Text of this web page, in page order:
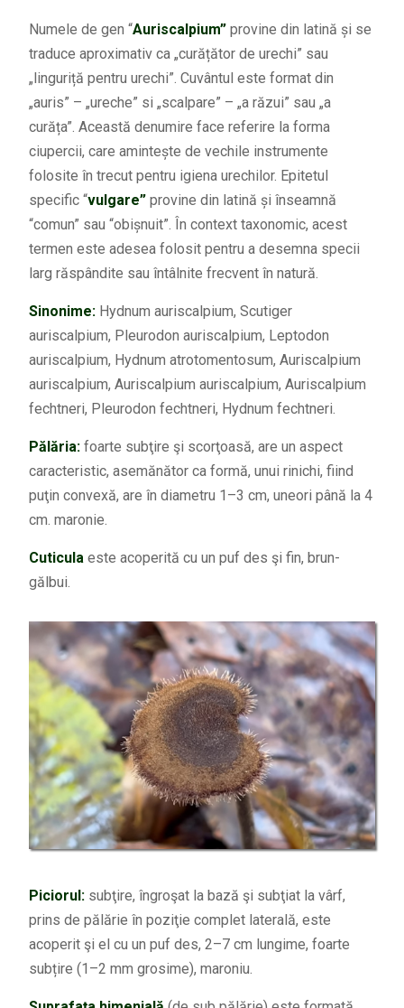
Numele de gen “Auriscalpium”provine din latină și se
traduce aproximativ ca „curățător de urechi” sau
„linguriță pentru urechi”. Cuvântul este format din
„auris” – „ureche” si „scalpare” – „a răzui” sau „a
curăța”. Această denumire face referire la forma
ciupercii, care amintește de vechile instrumente
folosite în trecut pentru igiena urechilor. Epitetul
specific “vulgare”provine din latină și înseamnă
“comun” sau “obișnuit”. În context taxonomic, acest
termen este adesea folosit pentru a desemna specii
larg răspândite sau întâlnite frecvent în natură.
Sinonime:Hydnum auriscalpium, Scutiger
auriscalpium, Pleurodon auriscalpium, Leptodon
auriscalpium, Hydnum atrotomentosum, Auriscalpium
auriscalpium, Auriscalpium auriscalpium, Auriscalpium
fechtneri, Pleurodon fechtneri, Hydnum fechtneri.
Pălăria: foarte subţire şi scorţoasă, are un aspect
caracteristic, asemănător ca formă, unui rinichi, fiind
puţin convexă, are în diametru 1–3 cm, uneori până la 4
cm. maronie.
Cuticulaeste acoperită cu un puf des şi fin, brun-
gălbui.
Piciorul:subţire, îngroşat la bază şi subţiat la vârf,
prins de pălărie în poziţie complet laterală, este
acoperit şi el cu un puf des, 2–7 cm lungime, foarte
subțire (1–2 mm grosime), maroniu.